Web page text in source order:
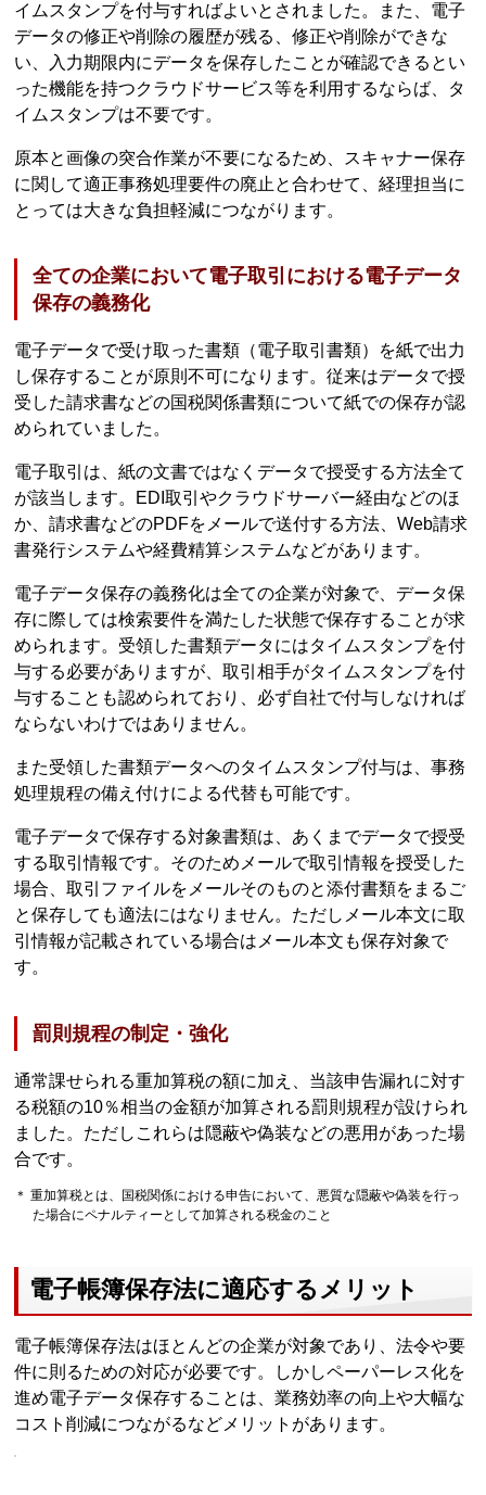
イムスタンプを付与すればよいとされました。また、電子
データの修正や削除の履歴が残る、修正や削除ができな
い、入力期限内にデータを保存したことが確認できるとい
った機能を持つクラウドサービス等を利用するならば、タ
イムスタンプは不要です。
原本と画像の突合作業が不要になるため、スキャナー保存
に関して適正事務処理要件の廃止と合わせて、経理担当に
とっては大きな負担軽減につながります。
全ての企業において電子取引における電子データ
保存の義務化
電子データで受け取った書類（電子取引書類）を紙で出力
し保存することが原則不可になります。従来はデータで授
受した請求書などの国税関係書類について紙での保存が認
められていました。
電子取引は、紙の文書ではなくデータで授受する方法全て
が該当します。EDI取引やクラウドサーバー経由などのほ
か、請求書などのPDFをメールで送付する方法、Web請求
書発行システムや経費精算システムなどがあります。
電子データ保存の義務化は全ての企業が対象で、データ保
存に際しては検索要件を満たした状態で保存することが求
められます。受領した書類データにはタイムスタンプを付
与する必要がありますが、取引相手がタイムスタンプを付
与することも認められており、必ず自社で付与しなければ
ならないわけではありません。
また受領した書類データへのタイムスタンプ付与は、事務
処理規程の備え付けによる代替も可能です。
電子データで保存する対象書類は、あくまでデータで授受
する取引情報です。そのためメールで取引情報を授受した
場合、取引ファイルをメールそのものと添付書類をまるご
と保存しても適法にはなりません。ただしメール本文に取
引情報が記載されている場合はメール本文も保存対象で
す。
罰則規程の制定・強化
通常課せられる重加算税の額に加え、当該申告漏れに対す
る税額の10％相当の金額が加算される罰則規程が設けられ
ました。ただしこれらは隠蔽や偽装などの悪用があった場
合です。
＊ 重加算税とは、国税関係における申告において、悪質な隠蔽や偽装を行っ
た場合にペナルティーとして加算される税金のこと
電子帳簿保存法に適応するメリット
電子帳簿保存法はほとんどの企業が対象であり、法令や要
件に則るための対応が必要です。しかしペーパーレス化を
進め電子データ保存することは、業務効率の向上や大幅な
コスト削減につながるなどメリットがあります。